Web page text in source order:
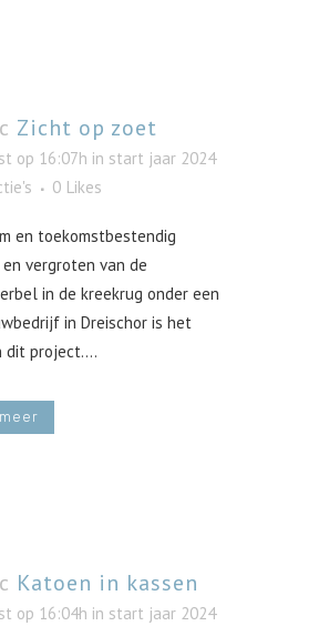
Zicht op zoet
op 16:07h in start jaar 2024
0 Likes
en toekomstbestendig
vergroten van de
in de kreekrug onder een
in Dreischor is het
dit project....
Katoen in kassen
op 16:04h in start jaar 2024